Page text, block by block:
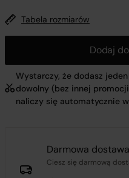
Tabela rozmiarów
Dodaj
Wystarczy, że dodasz
dowolny (bez innej
naliczy się automatycznie w
Darmowa dostawa
Ciesz się darmową